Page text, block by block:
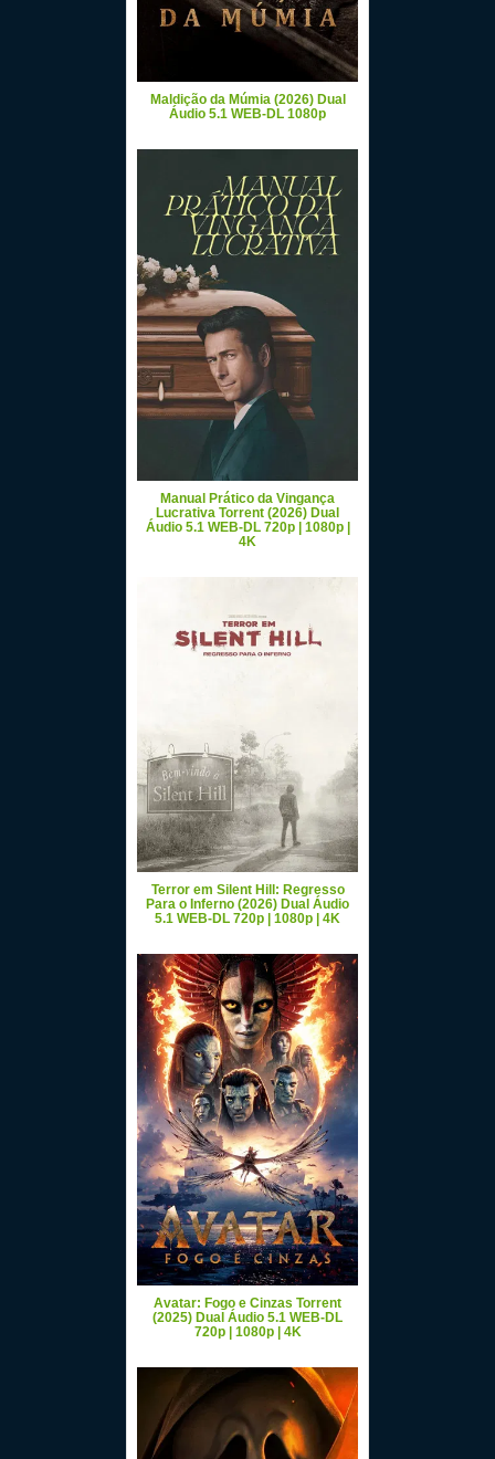
Maldição da Múmia (2026) Dual
Áudio 5.1 WEB-DL 1080p
Manual Prático da Vingança
Lucrativa Torrent (2026) Dual
Áudio 5.1 WEB-DL 720p | 1080p |
4K
Terror em Silent Hill: Regresso
Para o Inferno (2026) Dual Áudio
5.1 WEB-DL 720p | 1080p | 4K
Avatar: Fogo e Cinzas Torrent
(2025) Dual Áudio 5.1 WEB-DL
720p | 1080p | 4K